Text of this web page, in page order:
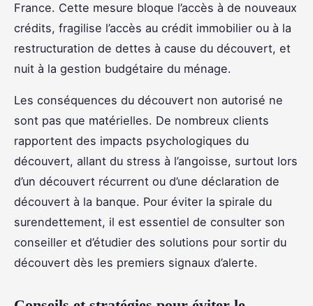
France. Cette mesure bloque l’accès à de nouveaux
crédits, fragilise l’accès au crédit immobilier ou à la
restructuration de dettes à cause du découvert, et
nuit à la gestion budgétaire du ménage.
Les conséquences du découvert non autorisé ne
sont pas que matérielles. De nombreux clients
rapportent des impacts psychologiques du
découvert, allant du stress à l’angoisse, surtout lors
d’un découvert récurrent ou d’une déclaration de
découvert à la banque. Pour éviter la spirale du
surendettement, il est essentiel de consulter son
conseiller et d’étudier des solutions pour sortir du
découvert dès les premiers signaux d’alerte.